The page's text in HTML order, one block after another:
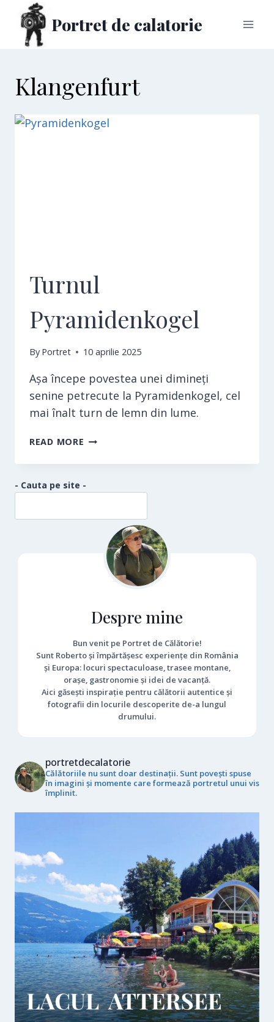
content
Portret de calatorie
Klangenfurt
Turnul
Pyramidenkogel
By Portret 10 aprilie 2025
Așa începe povestea unei dimineți
senine petrecute la Pyramidenkogel, cel
mai înalt turn de lemn din lume.
READ MORE TURNUL
- Cauta pe site -
Despre mine
Bun venit pe Portret de Călătorie!
Sunt Roberto și împărtășesc experiențe din România
și Europa: locuri spectaculoase, trasee montane,
orașe, gastronomie și idei de vacanță.
Aici găsești inspirație pentru călătorii autentice și
fotografii din locurile descoperite de-a lungul
drumului.
portretdecalatorie
Călătoriile nu sunt doar destinații. Sunt povești spuse
în imagini și momente care formează portretul unui vis
împlinit.